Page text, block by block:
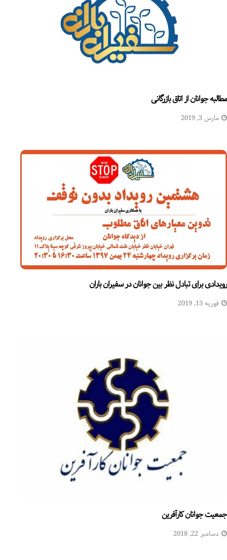
مطالبه جوانان از اتاق بازرگانی
مارس 3, 2019
رویدادی برای تبادل نظر بین جوانان در سفیران باران
فوریه 13, 2019
جمعیت جوانان کارآفرین
دسامبر 22, 2018